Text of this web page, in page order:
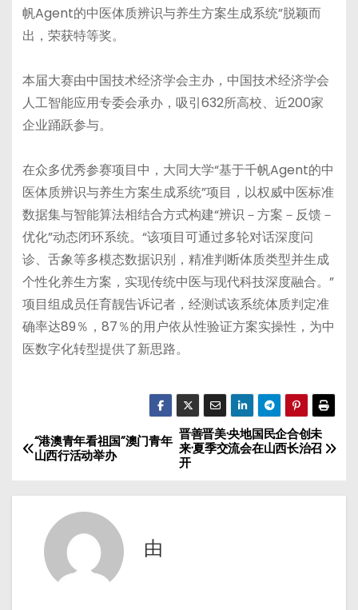
帆Agent的中医体质辨识与养生方案生成系统”脱颖而
出，荣获特等奖。
本届大赛由中国技术经济学会主办，中国技术经济学会
人工智能应用专委会承办，吸引632所高校、近200家
企业踊跃参与。
在众多优秀参赛项目中，大同大学“基于千帆Agent的中
医体质辨识与养生方案生成系统”项目，以权威中医标准
数据集与智能算法相结合方式构建“辨识－方案－反馈－
优化”动态闭环系统。“该项目可通过多轮对话深度问
诊、舌象等多模态数据识别，精准判断体质类型并生成
个性化养生方案，实现传统中医与现代科技深度融合。”
项目组成员任育靓告诉记者，经测试该系统体质判定准
确率达89％，87％的用户依从性验证方案实操性，为中
医数字化转型提供了新思路。
文
航
晋善晋美·央地国民企合创未
来·夏季交流会在山西长治召
开
“港澳青年看祖国”澳门青年
山西行活动举办
由